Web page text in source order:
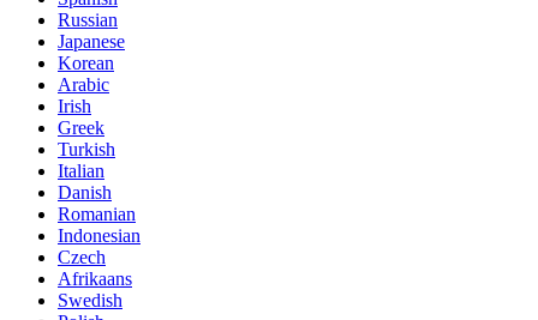
Russian
Japanese
Korean
Arabic
Irish
Greek
Turkish
Italian
Danish
Romanian
Indonesian
Czech
Afrikaans
Swedish